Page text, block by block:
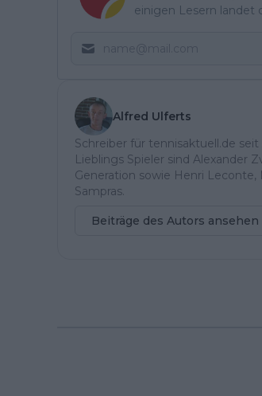
einigen Lesern landet
Alfred Ulferts
Schreiber für tennisaktuell.de
Lieblings Spieler sind Alexander
Generation sowie Henri Leconte,
Sampras.
Beiträge des Autors ansehen